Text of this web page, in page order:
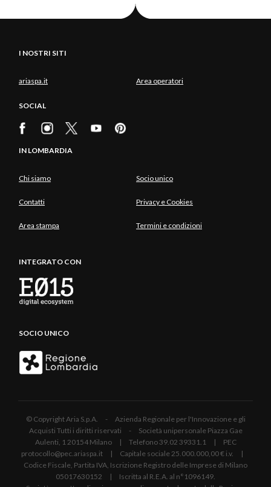
I NOSTRI SITI
ariaspa.it Area operatori
SOCIAL
IN LOMBARDIA
Chi siamo Socio unico
Contatti Privacy e Cookies
Area stampa Termini e condizioni
INTEGRATO CON
SOCIO UNICO
© Copyright Aria S.p.A. - Azienda Regionale per l'Innovazione e gli
Acquisti Tutti i diritti riservati - Società unipersonale Piazza Gae
Aulenti, 1 20154 Milano | Telefono 39.02 39331.1 | PEC
protocollo@pec.ariaspa.it | Capitale sociale 25.000.000,00 € i.v. |
Codice Fiscale, Partita IVA, Iscrizione Registro delle Imprese di Milano
05017630152 | Iscritta al R.E.A. al n°1096149.